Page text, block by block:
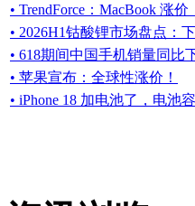
• TrendForce：MacBook 涨
• 2026H1钴酸锂市场盘点：
• 618期间中国手机销量同比
• 苹果宣布：全球性涨价！
• iPhone 18 加电池了，电池